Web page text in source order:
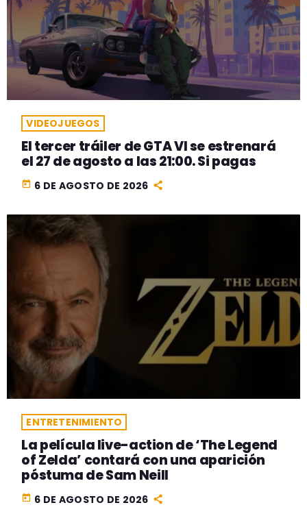
VIDEOJUEGOS
El tercer tráiler de GTA VI se estrenará
el 27 de agosto a las 21:00. Si pagas
today 6 DE AGOSTO DE 2026
ENTRETENIMIENTO
La película live-action de ‘The Legend
of Zelda’ contará con una aparición
póstuma de Sam Neill
today 6 DE AGOSTO DE 2026